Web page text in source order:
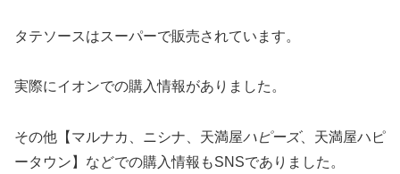
タテソースはスーパーで販売されています。
実際にイオンでの購入情報がありました。
その他【マルナカ、ニシナ、天満屋ハピーズ、天満屋ハピ
ータウン】などでの購入情報もSNSでありました。